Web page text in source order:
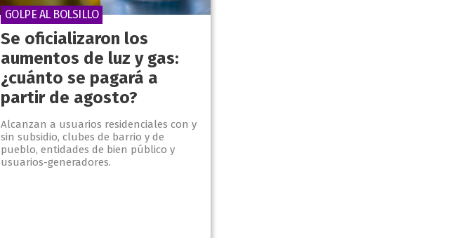
Se oficializaron los
aumentos de luz y gas:
¿cuánto se pagará a
partir de agosto?
Alcanzan a usuarios residenciales con y
sin subsidio, clubes de barrio y de
pueblo, entidades de bien público y
usuarios-generadores.
GOLPE AL BOLSILLO